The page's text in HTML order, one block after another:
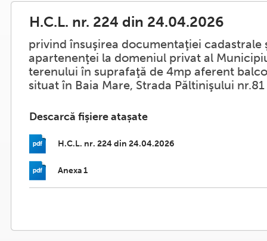
H.C.L. nr. 224 din 24.04.2026
privind însuşirea documentaţiei cadastrale
apartenenţei la domeniul privat al
terenului în suprafaţă de 4mp aferent
situat în Baia Mare, Strada Păltinişului nr.81
Descarcă fișiere atașate
H.C.L. nr. 224 din 24.04.2026
Anexa 1